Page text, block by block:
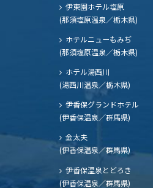
伊東園ホテル塩原
(那須塩原温泉／栃木県)
ホテルニューもみぢ
(那須塩原温泉／栃木県)
ホテル湯西川
(湯西川温泉／栃木県)
伊香保グランドホテル
(伊香保温泉／群馬県)
金太夫
(伊香保温泉／群馬県)
伊香保温泉とどろき
(伊香保温泉／群馬県)